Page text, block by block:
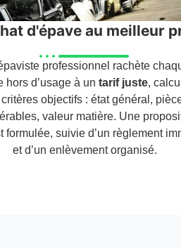
d'épave au meilleur
professionnel rachète
hors d’usage à un tarif juste,
objectifs : état général,
valeur matière. Une
formulée, suivie d’un règlement
et d’un enlèvement organisé.